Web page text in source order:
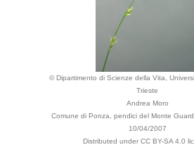
© Dipartimento di Scienze della Vita,
Trieste
Andrea Moro
Comune di Ponza, pendici del Monte
10/04/2007
Distributed under CC BY-SA 4.0